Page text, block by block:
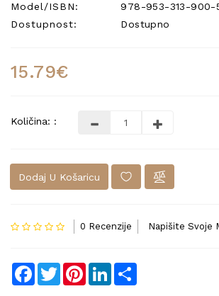
Model/ISBN:
978-953-313-900-
Dostupnost:
Dostupno
15.79€
Količina: :
Dodaj U Košaricu
0 Recenzije Napišite Svoje
Facebook
TwitterPinterestLinkedIn